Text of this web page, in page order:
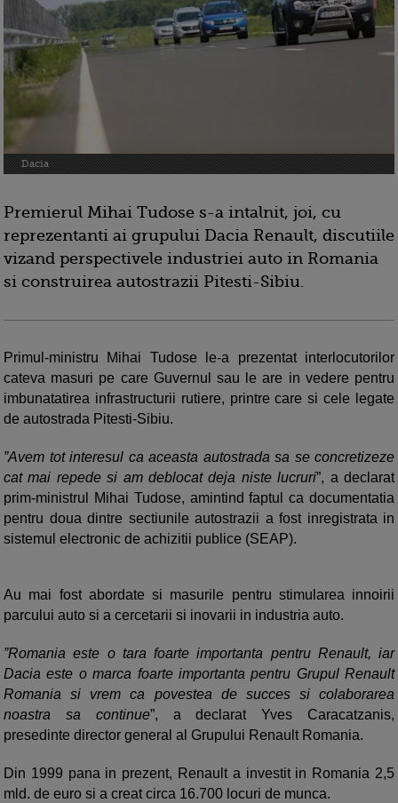
Dacia
Premierul Mihai Tudose s-a intalnit, joi, cu
reprezentanti ai grupului Dacia Renault, discutiile
vizand perspectivele industriei auto in Romania
si construirea autostrazii Pitesti-Sibiu.
Primul-ministru Mihai Tudose le-a prezentat interlocutorilor
cateva masuri pe care Guvernul sau le are in vedere pentru
imbunatatirea infrastructurii rutiere, printre care si cele legate
de autostrada Pitesti-Sibiu.
”Avem tot interesul ca aceasta autostrada sa se concretizeze
cat mai repede si am deblocat deja niste lucruri”, a declarat
prim-ministrul Mihai Tudose, amintind faptul ca documentatia
pentru doua dintre sectiunile autostrazii a fost inregistrata in
sistemul electronic de achizitii publice (SEAP).
Au mai fost abordate si masurile pentru stimularea innoirii
parcului auto si a cercetarii si inovarii in industria auto.
”Romania este o tara foarte importanta pentru Renault, iar
Dacia este o marca foarte importanta pentru Grupul Renault
Romania si vrem ca povestea de succes si colaborarea
noastra sa continue”, a declarat Yves Caracatzanis,
presedinte director general al Grupului Renault Romania.
Din 1999 pana in prezent, Renault a investit in Romania 2,5
mld. de euro si a creat circa 16.700 locuri de munca.